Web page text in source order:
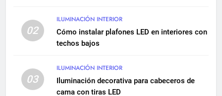
eléctrica empotrada en
viviendas
INSTALACIONES ELÉCTRICAS
Qué hacer si una instalación
eléctrica tiene baja potencia
02
ILUMINACIÓN INTERIOR
Cómo instalar plafones LED en interiores con
techos bajos
03
ILUMINACIÓN INTERIOR
Iluminación decorativa para cabeceros de
cama con tiras LED